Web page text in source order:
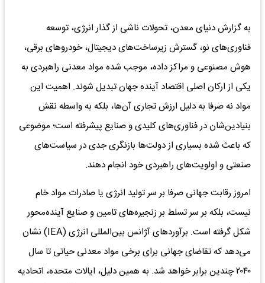
به گزارش دنیای معدن، تحولات ناشی از گذار انرژی، توسعه
فناوری‌های نو، گسترش زیرساخت‌های دیجیتال، خودروهای برقی،
هوش مصنوعی و مراکز داده، موجب شده مواد معدنی راهبردی به
یکی از ارکان اصلی اقتصاد آینده جهان تبدیل شوند. اهمیت این
مواد نه صرفا به دلیل ارزش تجاری آن‌ها، بلکه به واسطه نقش
بنیادین‌شان در فناوری‌های کلیدی و صنایع پیشرفته است؛ موضوعی
که باعث شده بسیاری از دولت‌ها بازنگری جدی در سیاست‌های
صنعتی و اولویت‌های راهبردی خود انجام دهند.
امروز رقابت جهانی صرفا بر سر تولید انرژی یا صادرات مواد خام
نیست، بلکه بر سر تسلط بر زنجیره‌های تامین و صنایع آینده‌محور
شکل گرفته است. برآوردهای آژانس بین‌المللی انرژی (IEA) نشان
می‌دهد که تقاضای جهانی برای برخی مواد معدنی حیاتی تا سال
۲۰۴۰ چندین برابر خواهد شد. به همین دلیل، ایالات متحده، اتحادیه